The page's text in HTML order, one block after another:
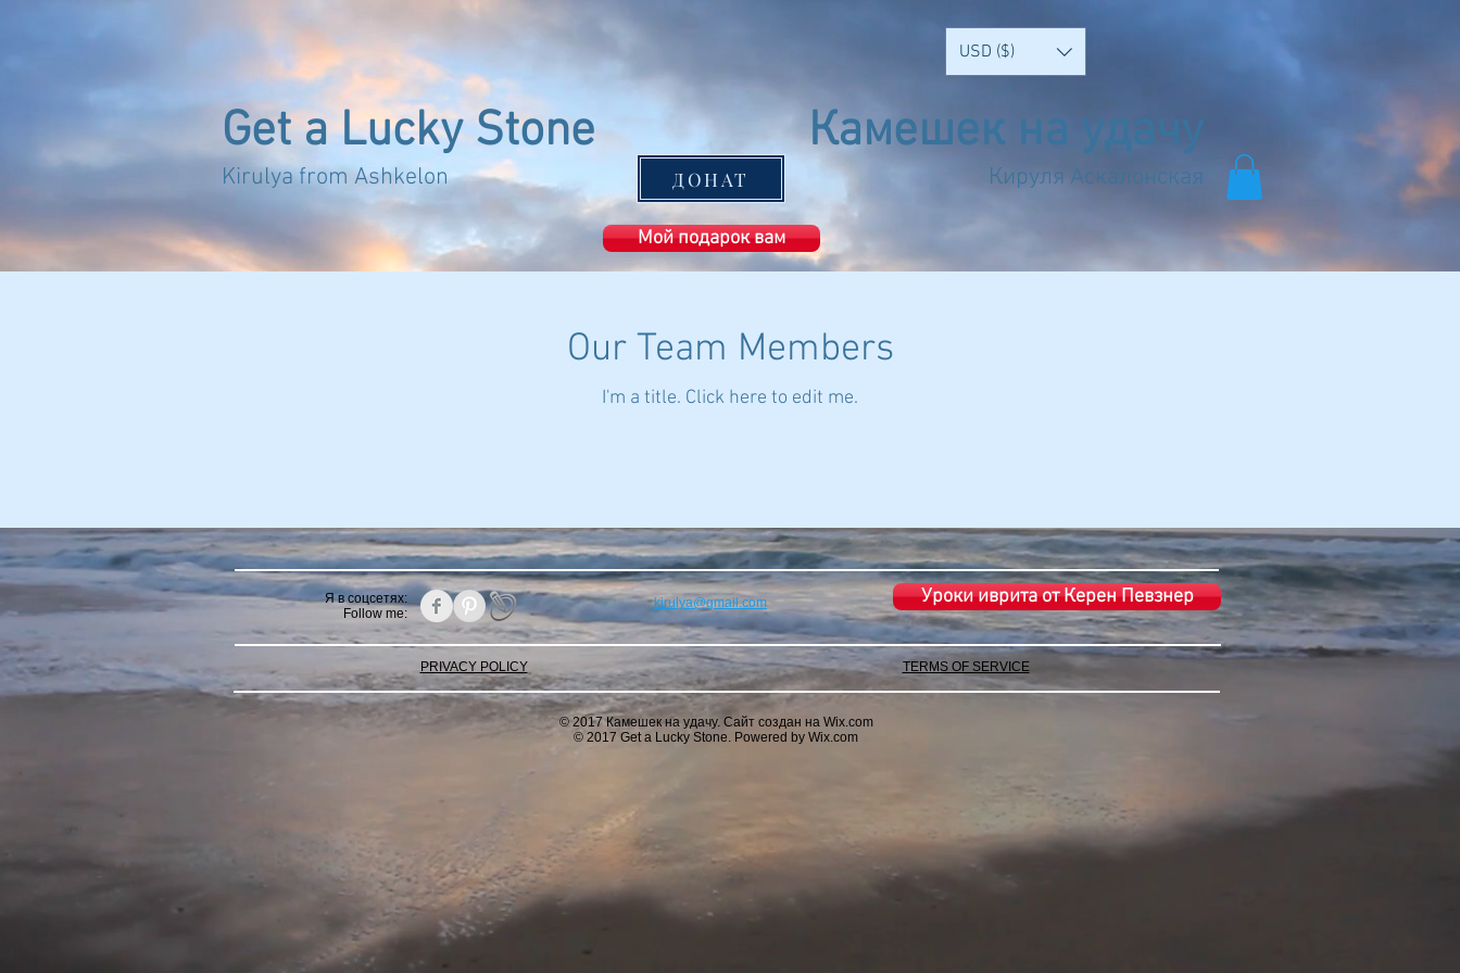
USD ($)
Get a Lucky Stone
Kirulya from Ashkelon ДОНАТ
Камешек на удачу
Кируля Аскалонская
Мой подарок вам
Our Team Members
I'm a title. ​Click here to edit me.
Я в соцсетях:
Follow me:
kirulya@gmail.com Уроки иврита от Керен Певзнер
PRIVACY POLICY TERMS OF SERVICE
© 2017 Камешек на удачу. Сайт создан на Wix.com
© 2017 Get a Lucky Stone. Powered by Wix.com